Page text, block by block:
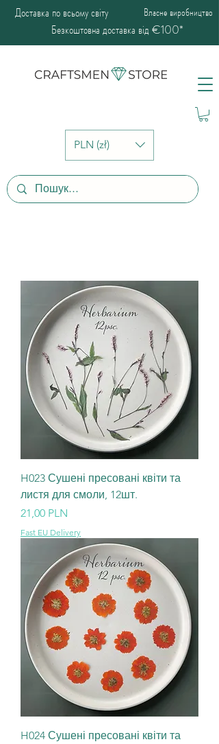
PLN (zł)
Доставка по всьому світу Власне виробництво
Безкоштовна доставка від €100*
H023 Сушені пресовані квіти та
листя для смоли, 12шт.
Ціна
21,00 PLN
Fast EU Delivery
H024 Сушені пресовані квіти та